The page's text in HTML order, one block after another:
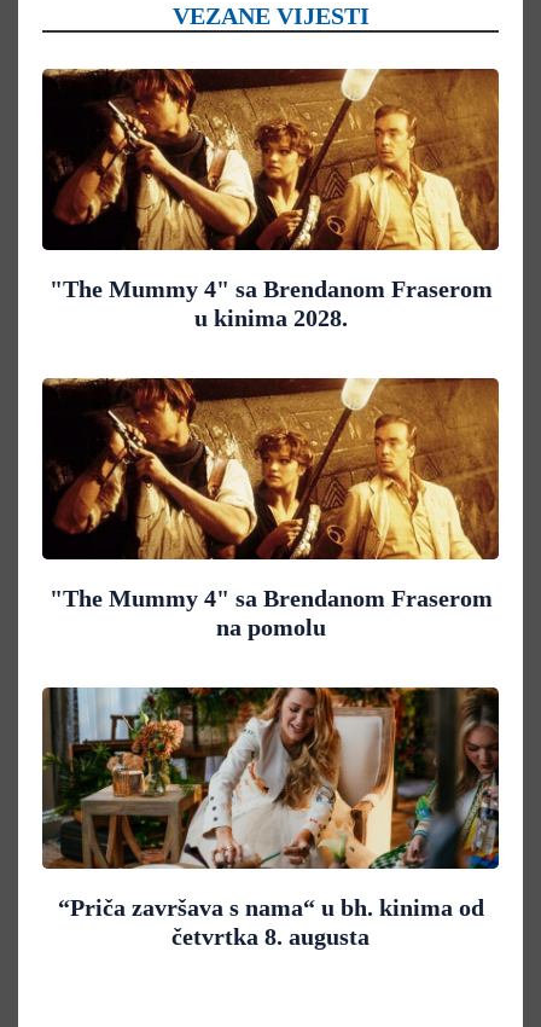
VEZANE VIJESTI
"The Mummy 4" sa Brendanom Fraserom
u kinima 2028.
"The Mummy 4" sa Brendanom Fraserom
na pomolu
“Priča završava s nama“ u bh. kinima od
četvrtka 8. augusta